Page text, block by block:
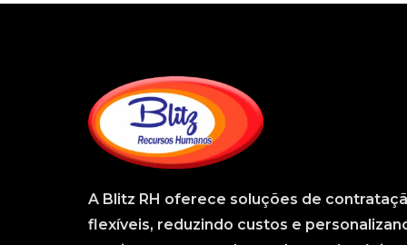
A Blitz RH oferece soluções de
flexíveis, reduzindo custos e